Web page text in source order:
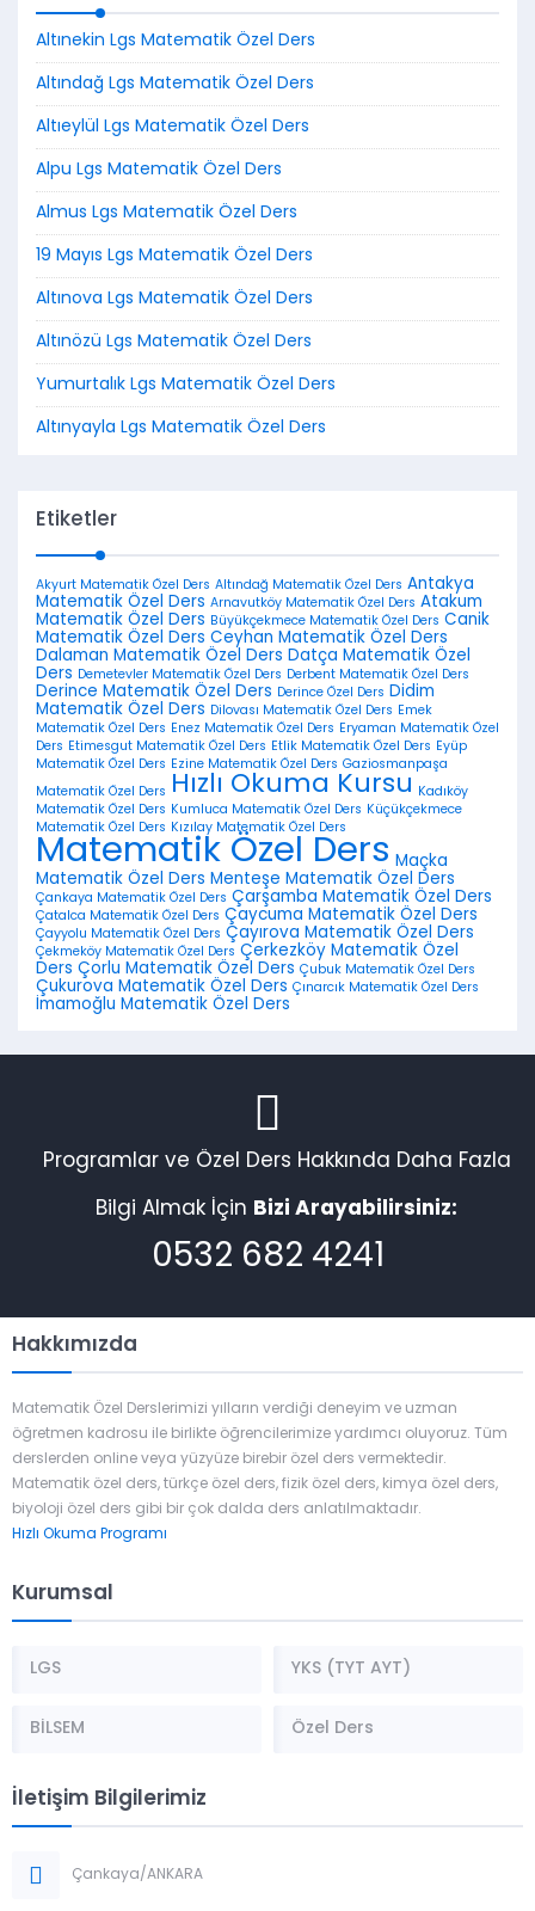
Altınekin Lgs Matematik Özel Ders
Altındağ Lgs Matematik Özel Ders
Altıeylül Lgs Matematik Özel Ders
Alpu Lgs Matematik Özel Ders
Almus Lgs Matematik Özel Ders
19 Mayıs Lgs Matematik Özel Ders
Altınova Lgs Matematik Özel Ders
Altınözü Lgs Matematik Özel Ders
Yumurtalık Lgs Matematik Özel Ders
Altınyayla Lgs Matematik Özel Ders
Etiketler
Akyurt Matematik Özel Ders Altındağ Matematik Özel Ders Antakya
Matematik Özel Ders Arnavutköy Matematik Özel Ders Atakum
Matematik Özel Ders
Büyükçekmece Matematik Özel Ders Canik
Matematik Özel Ders Ceyhan Matematik Özel Ders
Dalaman Matematik Özel Ders Datça Matematik Özel
Ders
Demetevler Matematik Özel Ders Derbent Matematik Özel Ders
Derince Matematik Özel Ders Derince Özel Ders
Didim
Matematik Özel Ders
Dilovası Matematik Özel Ders
Emek
Matematik Özel Ders
Enez Matematik Özel Ders
Eryaman Matematik Özel
Ders
Etimesgut Matematik Özel Ders Etlik Matematik Özel Ders
Eyüp
Matematik Özel Ders
Ezine Matematik Özel Ders Gaziosmanpaşa
Matematik Özel Ders Hızlı Okuma Kursu
Kadıköy
Matematik Özel Ders
Kumluca Matematik Özel Ders
Küçükçekmece
Matematik Özel Ders
Kızılay Matematik Özel Ders
Matematik Özel Ders
Maçka
Matematik Özel Ders Menteşe Matematik Özel Ders
Çankaya Matematik Özel Ders Çarşamba Matematik Özel Ders
Çatalca Matematik Özel Ders Çaycuma Matematik Özel Ders
Çayyolu Matematik Özel Ders Çayırova Matematik Özel Ders
Çekmeköy Matematik Özel Ders Çerkezköy Matematik Özel
Ders Çorlu Matematik Özel Ders Çubuk Matematik Özel Ders
Çukurova Matematik Özel Ders Çınarcık Matematik Özel Ders
İmamoğlu Matematik Özel Ders
Programlar ve Özel Ders Hakkında Daha Fazla
Bilgi Almak İçin Bizi Arayabilirsiniz:
0532 682 4241
Hakkımızda
Matematik Özel Derslerimizi yılların verdiği deneyim ve uzman
öğretmen kadrosu ile birlikte öğrencilerimize yardımcı oluyoruz. Tüm
derslerden online veya yüzyüze birebir özel ders vermektedir.
Matematik özel ders, türkçe özel ders, fizik özel ders, kimya özel ders,
biyoloji özel ders gibi bir çok dalda ders anlatılmaktadır.
Hızlı Okuma Programı
Kurumsal
LGS YKS (TYT AYT)
BİLSEM Özel Ders
İletişim Bilgilerimiz
Çankaya/ANKARA